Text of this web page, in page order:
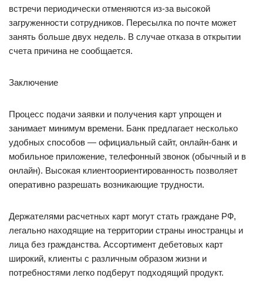
встречи периодически отменяются из-за высокой
загруженности сотрудников. Пересылка по почте может
занять больше двух недель. В случае отказа в открытии
счета причина не сообщается.
Заключение
Процесс подачи заявки и получения карт упрощен и
занимает минимум времени. Банк предлагает несколько
удобных способов — официальный сайт, онлайн-банк и
мобильное приложение, телефонный звонок (обычный и в
онлайн). Высокая клиентоориентированность позволяет
оперативно разрешать возникающие трудности.
Держателями расчетных карт могут стать граждане РФ,
легально находящие на территории страны иностранцы и
лица без гражданства. Ассортимент дебетовых карт
широкий, клиенты с различным образом жизни и
потребностями легко подберут подходящий продукт.